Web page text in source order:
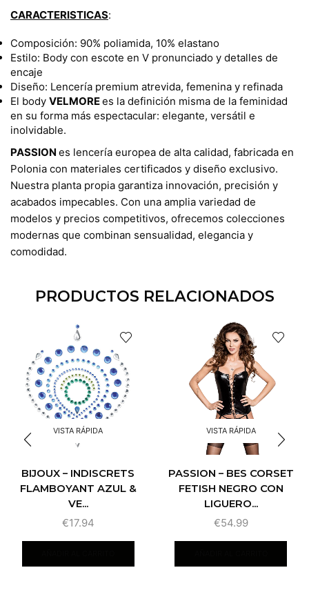
CARACTERISTICAS:
Composición: 90% poliamida, 10% elastano
Estilo: Body con escote en V pronunciado y detalles de
encaje
Diseño: Lencería premium atrevida, femenina y refinada
El body VELMOREes la definición misma de la feminidad
en su forma más espectacular: elegante, versátil e
inolvidable.
PASSION es lencería europea de alta calidad, fabricada en
Polonia con materiales certificados y diseño exclusivo.
Nuestra planta propia garantiza innovación, precisión y
acabados impecables. Con una amplia variedad de
modelos y precios competitivos, ofrecemos colecciones
modernas que combinan sensualidad, elegancia y
comodidad.
PRODUCTOS RELACIONADOS
VISTA RÁPIDA
BIJOUX – INDISCRETS
FLAMBOYANT AZUL &
VE...
€17.94
VISTA RÁPIDA
PASSION – BES CORSET
FETISH NEGRO CON
LIGUERO...
€54.99